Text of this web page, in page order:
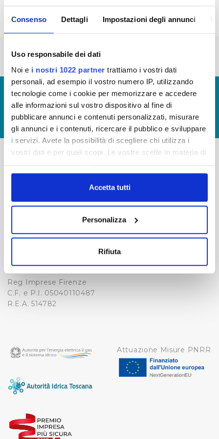
Consenso Dettagli Impostazioni degli annunci
Uso responsabile dei dati
Noi e i nostri 1022 partner trattiamo i vostri dati
personali, ad esempio il vostro numero IP, utilizzando
tecnologie come i cookie per memorizzare e accedere
alle informazioni sul vostro dispositivo al fine di
pubblicare annunci e contenuti personalizzati, misurare
gli annunci e i contenuti, ricercare il pubblico e sviluppare
i servizi. Avete la possibilità di scegliere chi utilizza i
vostri dati e per quali scopi. Le vostre scelte in materia di
in cui avete effettuato le vostre scelte. È possibile
modificare o revocare il proprio consenso in qualsiasi
momento dalla Dichiarazione sui cookie o facendo clic
Con il tuo consenso, vorremmo anche:
raccogliere informazioni sulla tua posizione
Identificare il tuo dispositivo, scansionandolo
attivamente alla ricerca di caratteristiche specifiche
(impronte digitali).
dalla Dichiarazione sui cookie.
Utilizziamo dei cookie tecnici necessari per rendere
fruibile il sito web abilitandone funzionalità di base quali
protette. In linea con le preferenze manifestate
dall’Utente e con i consensi dallo stesso prestati, i
Accetta tutti
Personalizza
Rifiuta
« prima ‹ precedente
© Copyright 2017 - 2026
GLOSSARIO
GIUDICA IL SERVIZIO
LAVORA CON NOI
50126 Fi
i.v.
Reg Imprese Firenze
C.F. e P.I. 05040110487
R.E.A. 514782
FAQ
PRIVACY POLICY
NOTE LEGALI
COOKIE
WHISTLEBLOWING
CREDITS
Attuazione Misure PNRR